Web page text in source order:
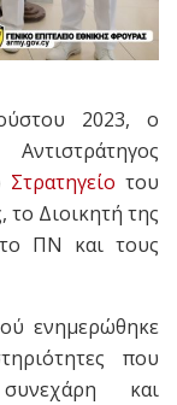
2023, ο
Στρατηγείο του
το Διοικητή της
ΠΝ και τους
ενημερώθηκε
που
και